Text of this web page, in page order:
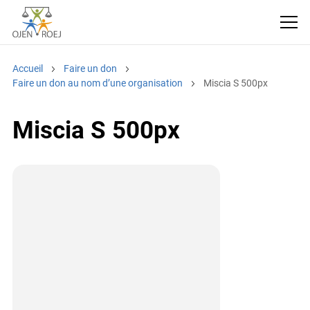
Accueil
Faire un don
Faire un don au nom d’une organisation
Miscia S 500px
Miscia S 500px